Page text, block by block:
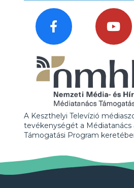
A Keszthelyi Televízió
tevékenységét a Médiatanács
Támogatási Program